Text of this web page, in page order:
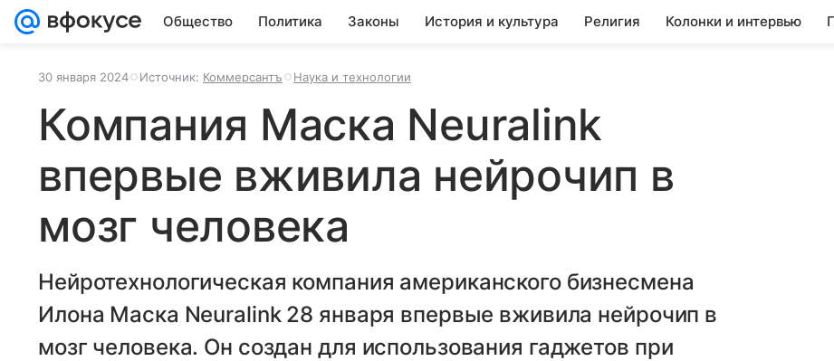
Общество Политика Законы История и культура Религия Колонки и интервью
30 января 2024 Источник: Коммерсантъ Наука и технологии
Компания Маска Neuralink
впервые вживила нейрочип в
мозг человека
Нейротехнологическая компания американского бизнесмена
Илона Маска Neuralink 28 января впервые вживила нейрочип в
мозг человека. Он создан для использования гаджетов при